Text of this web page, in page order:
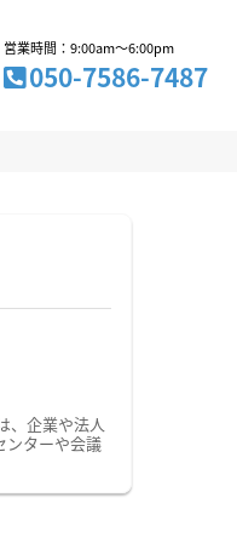
営業時間：9:00am～6:00pm
050-7586-7487
、企業や法人
ンターや会議